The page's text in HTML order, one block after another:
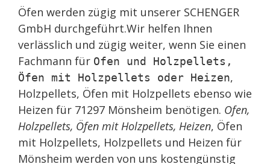
Öfen werden zügig mit unserer SCHENGER
GmbH durchgeführt.Wir helfen Ihnen
verlässlich und zügig weiter, wenn Sie einen
Fachmann für Ofen und Holzpellets,
Öfen mit Holzpellets oder Heizen,
Holzpellets, Öfen mit Holzpellets ebenso wie
Heizen für 71297 Mönsheim benötigen. Ofen,
Holzpellets, Öfen mit Holzpellets, Heizen, Öfen
mit Holzpellets, Holzpellets und Heizen für
Mönsheim werden von uns kostengünstig